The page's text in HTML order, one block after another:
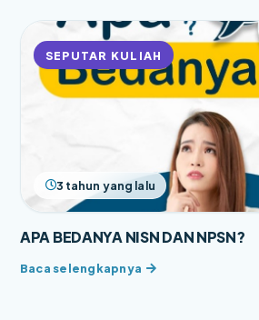
SEPUTAR KULIAH
3 tahun yang lalu
APA BEDANYA NISN DAN NPSN?